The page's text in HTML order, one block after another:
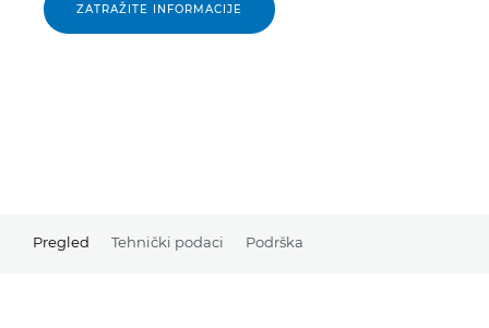
ZATRAŽITE INFORMACIJE
Pregled Tehnički podaci Podrška